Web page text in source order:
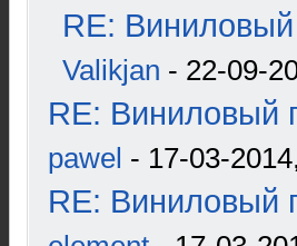
RE: Виниловый
Valikjan - 22-09-
RE: Виниловый
pawel - 17-03-
RE: Виниловый